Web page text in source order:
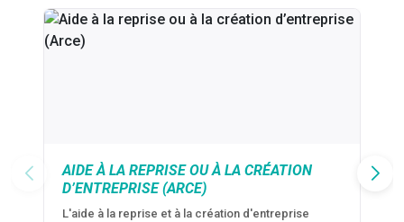
AIDE À LA REPRISE OU À LA CRÉATION
D’ENTREPRISE (ARCE)
L'aide à la reprise et à la création d'entreprise